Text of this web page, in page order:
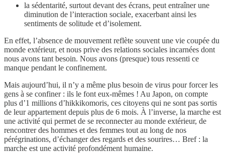
la sédentarité, surtout devant des écrans, peut entraîner une
diminution de l’interaction sociale, exacerbant ainsi les
sentiments de solitude et d’isolement.
En effet, l’absence de mouvement reflète souvent une vie coupée du
monde extérieur, et nous prive des relations sociales incarnées dont
nous avons tant besoin. Nous avons (presque) tous ressenti ce
manque pendant le confinement.
Mais aujourd’hui, il n’y a même plus besoin de virus pour forcer les
gens à se confiner : ils le font eux-mêmes ! Au Japon, on compte
plus d’1 millions d’hikkikomoris, ces citoyens qui ne sont pas sortis
de leur appartement depuis plus de 6 mois. À l’inverse, la marche est
une activité qui permet de se reconnecter au monde extérieur, de
rencontrer des hommes et des femmes tout au long de nos
pérégrinations, d’échanger des regards et des sourires… Bref : la
marche est une activité profondément humaine.